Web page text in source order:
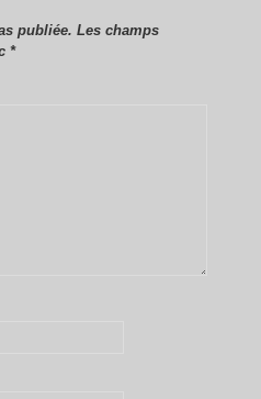
publiée. Les champs
*